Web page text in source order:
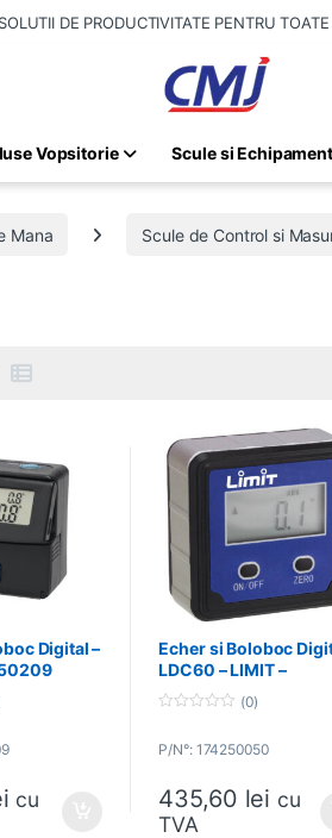
SOLUTII DE PRODUCTIVITATE PENTRU
Vopsitorie Scule si
Mana Scule de Control si
Digital –
cu
Echer si Boloboc
LDC60 – LIMIT –
174250050
u
f
5
(0)
P/N°: 174250050
435,60 lei cu
TVA